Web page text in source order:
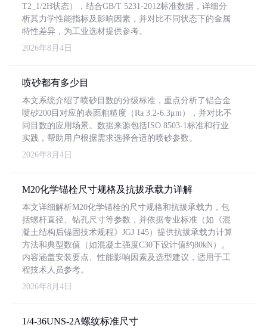
T2_1/2H状态），结合GB/T 5231-2012标准数据，详细分
析其力学性能指标及影响因素，并对比不同状态下的金属
特性差异，为工业选材提供参考。
2026年8月4日
喷砂都有多少目
本文系统介绍了喷砂目数的分级标准，重点分析了铝合金
喷砂200目对应的表面粗糙度（Ra 3.2-6.3μm），并对比不
同目数的应用场景。数据来源包括ISO 8503-1标准和行业
实践，帮助用户根据需求选择合适的喷砂参数。
2026年8月4日
M20化学锚栓尺寸规格及抗拔承载力详解
本文详细解析M20化学锚栓的尺寸规格和抗拔承载力，包
括螺杆直径、钻孔尺寸等参数，并依据专业标准（如《混
凝土结构后锚固技术规程》JGJ 145）提供抗拔承载力计算
方法和典型数值（如混凝土强度C30下设计值约80kN）。
内容涵盖安装要点、性能影响因素及选型建议，适用于工
程技术人员参考。
2026年8月4日
1/4-36UNS-2A螺纹标准尺寸